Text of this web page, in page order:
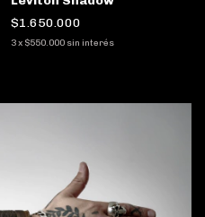
$1.650.000
3 x $550.000 sin interés